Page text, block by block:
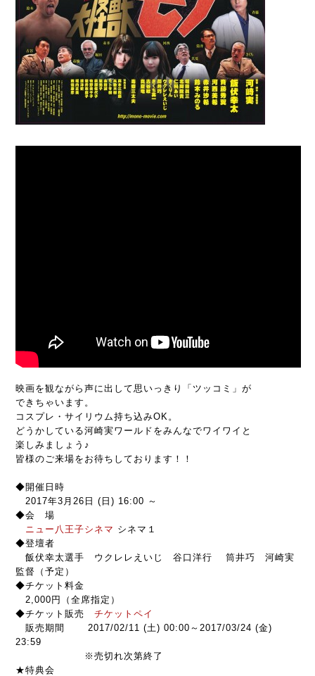
映画を観ながら声に出して思いっきり「ツッコミ」が
できちゃいます。
コスプレ・サイリウム持ち込みOK。
どうかしている河崎実ワールドをみんなでワイワイと
楽しみましょう♪
皆様のご来場をお待ちしております！！
◆開催日時
2017年3月26日 (日) 16:00 ～
◆会 場
ニュー八王子シネマ シネマ１
◆登壇者
飯伏幸太選手 ウクレレえいじ 谷口洋行 筒井巧 河崎実
監督（予定）
◆チケット料金
2,000円（全席指定）
◆チケット販売 チケットペイ
販売期間 2017/02/11 (土) 00:00～2017/03/24 (金)
23:59
※売切れ次第終了
★特典会